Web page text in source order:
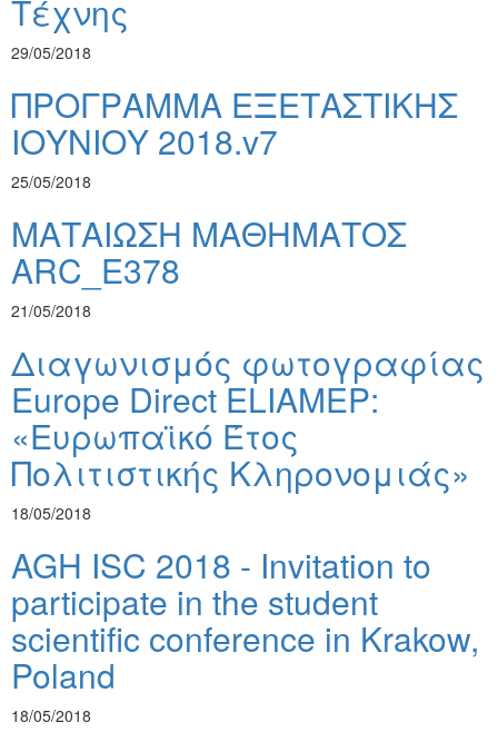
Τέχνης
29/05/2018
ΠΡΟΓΡΑΜΜΑ ΕΞΕΤΑΣΤΙΚΗΣ
ΙΟΥΝΙΟΥ 2018.v7
25/05/2018
ΜΑΤΑΙΩΣΗ ΜΑΘΗΜΑΤΟΣ
ARC_E378
21/05/2018
Διαγωνισμός φωτογραφίας
Europe Direct ELIAMEP:
«Ευρωπαϊκό Έτος
Πολιτιστικής Κληρονομιάς»
18/05/2018
AGH ISC 2018 - Invitation to
participate in the student
scientific conference in Krakow,
Poland
18/05/2018